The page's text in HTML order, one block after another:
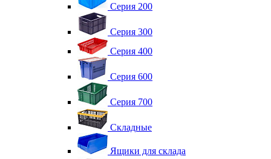
Серия 200
Серия 300
Серия 400
Серия 600
Серия 700
Складные
Ящики для склада